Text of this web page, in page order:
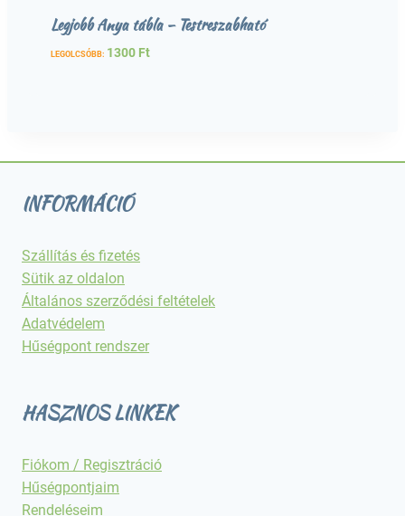
Legjobb Anya tábla – Testreszabható
LEGOLCSÓBB: 1300 Ft
INFORMÁCIÓ
Szállítás és fizetés
Sütik az oldalon
Általános szerződési feltételek
Adatvédelem
Hűségpont rendszer
HASZNOS LINKEK
Fiókom / Regisztráció
Hűségpontjaim
Rendeléseim